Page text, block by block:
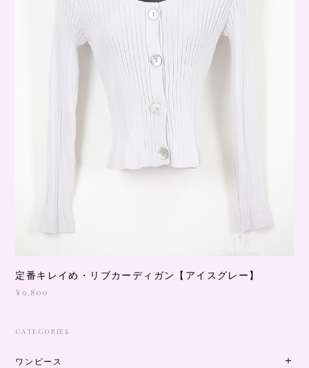
定番キレイめ・リブカーディガン【アイスグレー】
¥9,800
CATEGORIES
ワンピース